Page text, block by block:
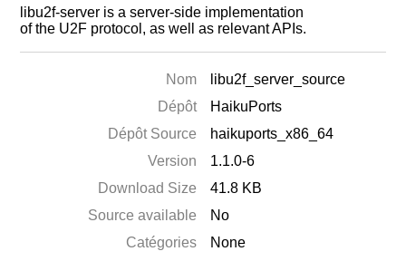
libu2f-server is a server-side implementation
of the U2F protocol, as well as relevant APIs.
Nom
libu2f_server_source
Dépôt
HaikuPorts
Dépôt Source
haikuports_x86_64
Version
1.1.0-6
Download Size
41.8 KB
Source available
No
Catégories
None